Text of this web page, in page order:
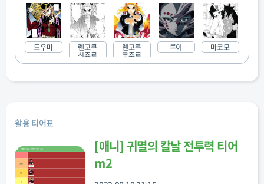
도우마 렌고쿠
신쥬로
렌고쿠
쿄주로
루이 마코모
시나즈가와
겐야
시나즈가와
사네미
활용 티어표
[애니] 귀멸의 칼날 전투력 티어
m2